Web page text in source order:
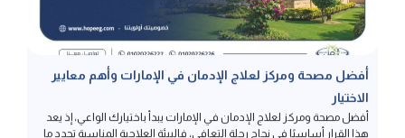
أفضل مصحة ومركز لعلاج الإدمان في الإمارات وأهم معايير
الاختيار
أفضل مصحة ومركز لعلاج الإدمان في الإمارات يبدأ باختيارك الواعي، إذ يعد
هذا القرار أساسيًا في نجاح رحلة التعافي، فالبيئة العلاجية المناسبة تحدد ما
إذا كان الشفاء مؤقتاً أم دائماً، ويؤثر اختيار المركز مباشرة في نسب النجاح
من خلال جودة الكادر الطبي، دقة التشخيص، والرعاية الشاملة، فكل مريض
هو حالة خاصة، ما يستدعي خطة علاجية […]